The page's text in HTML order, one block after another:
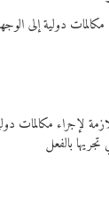
لإجراء
تجريها بالفعل